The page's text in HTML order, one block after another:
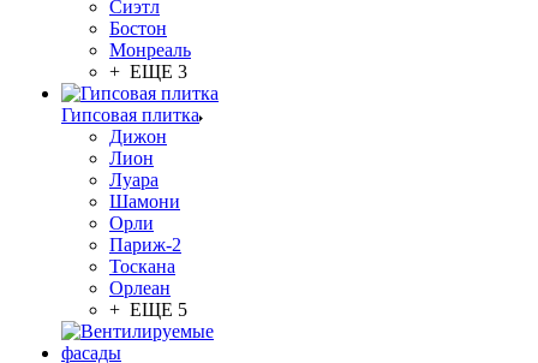
Сиэтл
Бостон
Монреаль
+ ЕЩЕ 3
Гипсовая плитка
Дижон
Лион
Луара
Шамони
Орли
Париж-2
Тоскана
Орлеан
+ ЕЩЕ 5